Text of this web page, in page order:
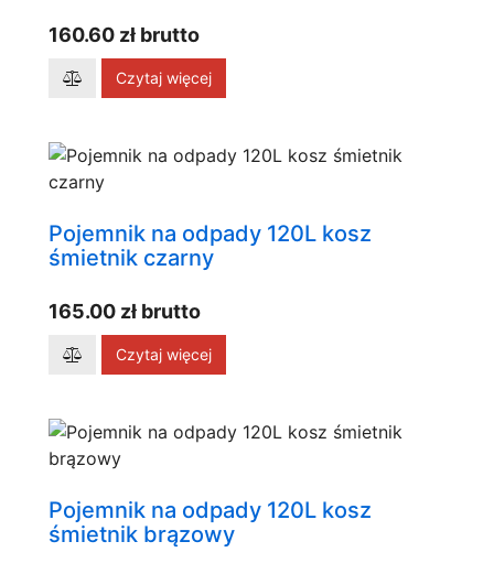
160.60 zł brutto
Czytaj więcej
Pojemnik na odpady 120L kosz
śmietnik czarny
165.00 zł brutto
Czytaj więcej
Pojemnik na odpady 120L kosz
śmietnik brązowy